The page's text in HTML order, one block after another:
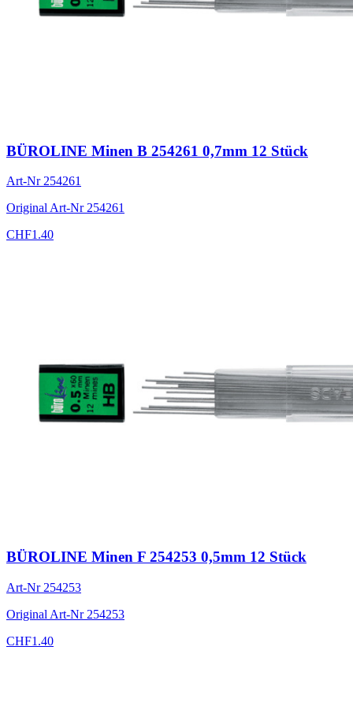
BÜROLINE Minen B 254261 0,7mm 12 Stück
Art-Nr254261
Original Art-Nr254261
CHF1.40
BÜROLINE Minen F 254253 0,5mm 12 Stück
Art-Nr 254253
Original Art-Nr 254253
CHF1.40